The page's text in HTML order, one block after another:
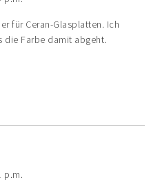
für Ceran-Glasplatten. Ich
die Farbe damit abgeht.
p.m.